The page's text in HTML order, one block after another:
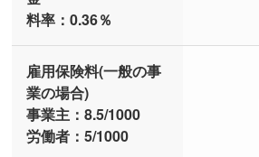
料率：0.36％
雇用保険料(一般の事
業の場合)
事業主：8.5/1000
労働者：5/1000